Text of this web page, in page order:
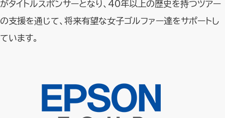
がタイトルスポンサーとなり、40年以上の歴史を持つツアー
の支援を通じて、将来有望な女子ゴルファー達をサポートし
ています。